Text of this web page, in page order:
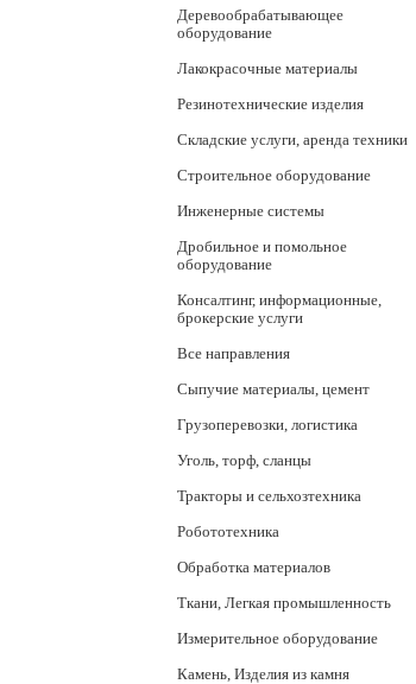
Деревообрабатывающее
оборудование
Лакокрасочные материалы
Резинотехнические изделия
Складские услуги, аренда техники
Строительное оборудование
Инженерные системы
Дробильное и помольное
оборудование
Консалтинг, информационные,
брокерские услуги
Все направления
Сыпучие материалы, цемент
Грузоперевозки, логистика
Уголь, торф, сланцы
Тракторы и сельхозтехника
Робототехника
Обработка материалов
Ткани, Легкая промышленность
Измерительное оборудование
Камень, Изделия из камня